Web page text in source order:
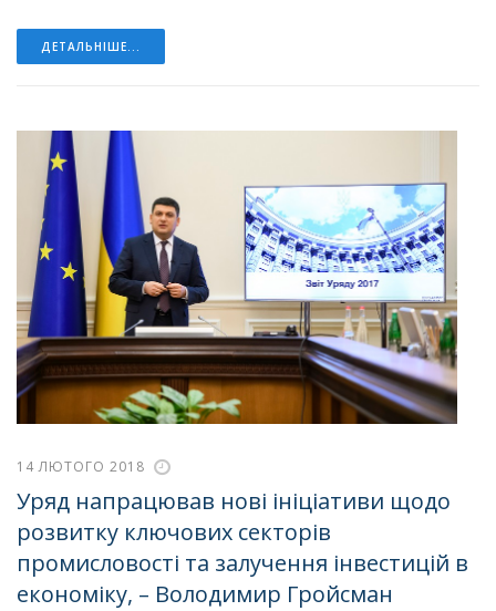
ДЕТАЛЬНІШЕ...
14 ЛЮТОГО 2018
Уряд напрацював нові ініціативи щодо
розвитку ключових секторів
промисловості та залучення інвестицій в
економіку, – Володимир Гройсман